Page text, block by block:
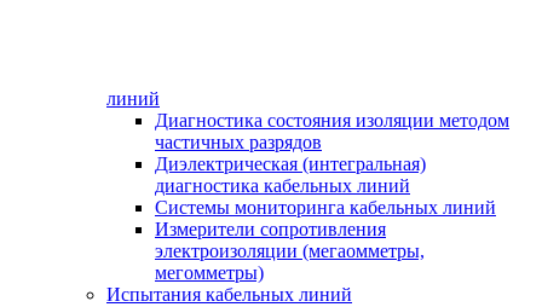
линий
Диагностика состояния изоляции методом
частичных разрядов
Диэлектрическая (интегральная)
диагностика кабельных линий
Системы мониторинга кабельных линий
Измерители сопротивления
электроизоляции (мегаомметры,
мегомметры)
Испытания кабельных линий